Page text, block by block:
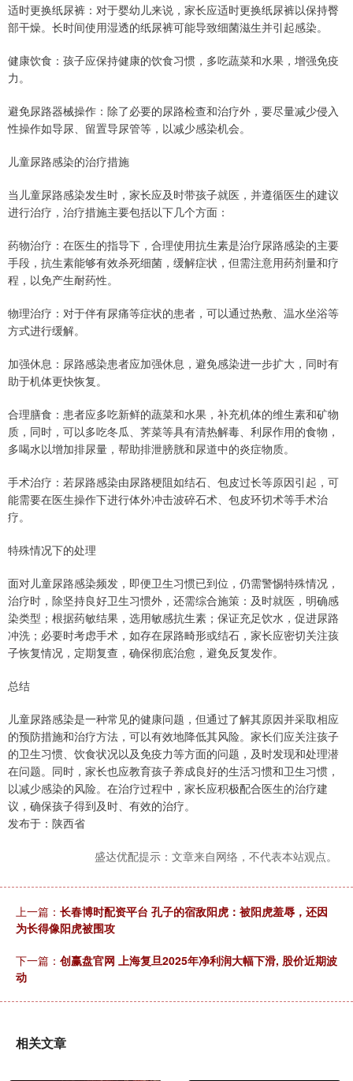
适时更换纸尿裤：对于婴幼儿来说，家长应适时更换纸尿裤以保持臀
部干燥。长时间使用湿透的纸尿裤可能导致细菌滋生并引起感染。
健康饮食：孩子应保持健康的饮食习惯，多吃蔬菜和水果，增强免疫
力。
避免尿路器械操作：除了必要的尿路检查和治疗外，要尽量减少侵入
性操作如导尿、留置导尿管等，以减少感染机会。
儿童尿路感染的治疗措施
当儿童尿路感染发生时，家长应及时带孩子就医，并遵循医生的建议
进行治疗，治疗措施主要包括以下几个方面：
药物治疗：在医生的指导下，合理使用抗生素是治疗尿路感染的主要
手段，抗生素能够有效杀死细菌，缓解症状，但需注意用药剂量和疗
程，以免产生耐药性。
物理治疗：对于伴有尿痛等症状的患者，可以通过热敷、温水坐浴等
方式进行缓解。
加强休息：尿路感染患者应加强休息，避免感染进一步扩大，同时有
助于机体更快恢复。
合理膳食：患者应多吃新鲜的蔬菜和水果，补充机体的维生素和矿物
质，同时，可以多吃冬瓜、荠菜等具有清热解毒、利尿作用的食物，
多喝水以增加排尿量，帮助排泄膀胱和尿道中的炎症物质。
手术治疗：若尿路感染由尿路梗阻如结石、包皮过长等原因引起，可
能需要在医生操作下进行体外冲击波碎石术、包皮环切术等手术治
疗。
特殊情况下的处理
面对儿童尿路感染频发，即便卫生习惯已到位，仍需警惕特殊情况，
治疗时，除坚持良好卫生习惯外，还需综合施策：及时就医，明确感
染类型；根据药敏结果，选用敏感抗生素；保证充足饮水，促进尿路
冲洗；必要时考虑手术，如存在尿路畸形或结石，家长应密切关注孩
子恢复情况，定期复查，确保彻底治愈，避免反复发作。
总结
儿童尿路感染是一种常见的健康问题，但通过了解其原因并采取相应
的预防措施和治疗方法，可以有效地降低其风险。家长们应关注孩子
的卫生习惯、饮食状况以及免疫力等方面的问题，及时发现和处理潜
在问题。同时，家长也应教育孩子养成良好的生活习惯和卫生习惯，
以减少感染的风险。在治疗过程中，家长应积极配合医生的治疗建
议，确保孩子得到及时、有效的治疗。
发布于：陕西省
盛达优配提示：文章来自网络，不代表本站观点。
上一篇： 长春博时配资平台 孔子的宿敌阳虎：被阳虎羞辱，还因
为长得像阳虎被围攻
下一篇： 创赢盘官网 上海复旦2025年净利润大幅下滑, 股价近期波
动
相关文章